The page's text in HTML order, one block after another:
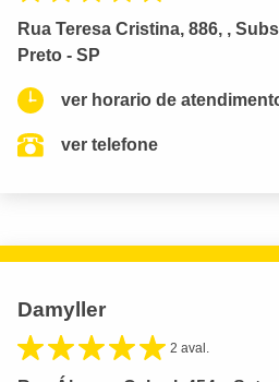
Rua Teresa Cristina, 886, ,
Preto - SP
ver horario de
ver telefone
Damyller
2 aval.